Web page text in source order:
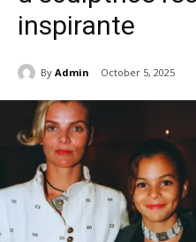
inspirante
By Admin October 5, 2025